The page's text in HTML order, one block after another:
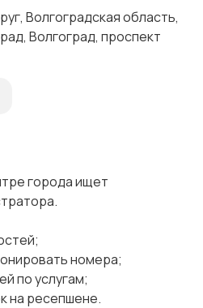
Волгоградская область,
Волгоград, проспект
города ищет
номера;
по услугам;
на ресепшене.